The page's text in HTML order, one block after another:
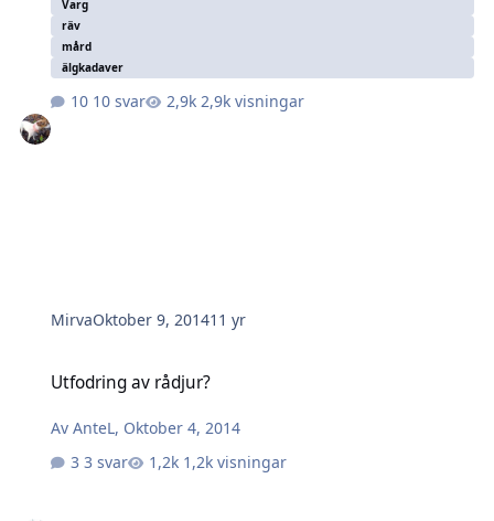
Varg
räv
mård
älgkadaver
10 svar 2,9k visningar
MirvaOktober 9, 201411 yr
Utfodring av rådjur?
AvAnteL, Oktober 4, 2014
3 svar
1,2k visningar